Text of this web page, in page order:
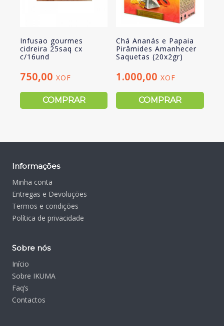
Infusao gourmes
cidreira 25saq cx
c/16und
750,00 XOF
COMPRAR
Chá Ananás e Papaia
Pirâmides Amanhecer
Saquetas (20x2gr)
1.000,00XOF
COMPRAR
Informações
Minha conta
Entregas e Devoluções
Termos e condições
Política de privacidade
Sobre nós
Início
Sobre IKUMA
Faq’s
Contactos